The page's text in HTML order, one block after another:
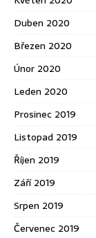
Duben 2020
Březen 2020
Únor 2020
Leden 2020
Prosinec 2019
Listopad 2019
Říjen 2019
Září 2019
Srpen 2019
Červenec 2019